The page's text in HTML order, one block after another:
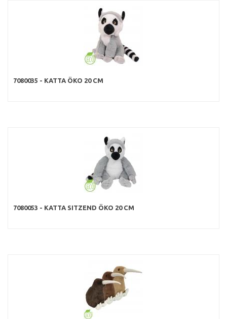
7080035 - KATTA ÖKO 20 CM
7080053 - KATTA SITZEND ÖKO 20 CM